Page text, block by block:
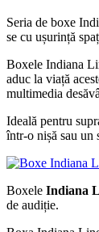
Seria de boxe
se cu ușurință
Boxele Indiana
aduc la viață
multimedia
Ideală pentru
într-o nișă sau un
Boxele Indiana
de audiție.